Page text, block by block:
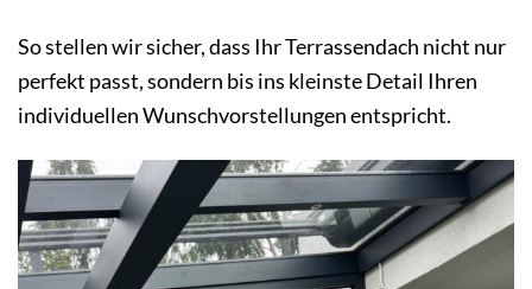
So stellen wir sicher, dass Ihr Terrassendach nicht nur
perfekt passt, sondern bis ins kleinste Detail Ihren
individuellen Wunschvorstellungen entspricht.